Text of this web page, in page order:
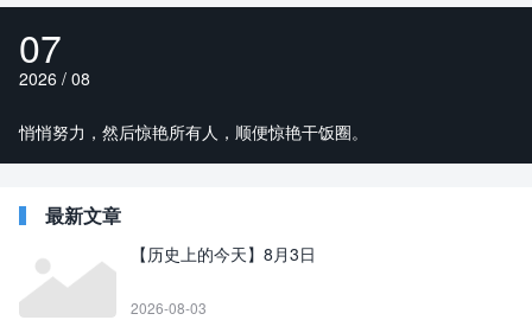
07
2026 / 08
悄悄努力，然后惊艳所有人，顺便惊艳干饭圈。
最新文章
【历史上的今天】8月3日
2026-08-03